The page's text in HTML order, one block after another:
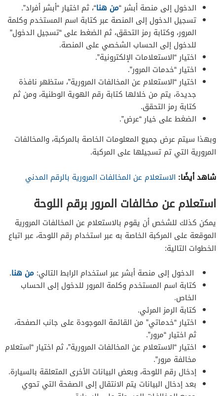
الدخول إلى منصة أبشر “من هنا“، ثم اختيار “أبشر أفراد”.
تسجيل الدخول إلى المنصة عبر كتابة اسم المستخدم وكلمة
المرور، وكتابة رمز التحقق، ثم الضغط على “تسجيل الدخول”
للدخول إلى الحساب الشخصي على المنصة.
اختيار “الاستعلامات الإلكترونية”.
اختيار “خدمات المرور”.
اختيار “الاستعلام عن المخالفات المرورية”، ستظهر نافذة
جديدة، يتم من خلالها كتابة رقم الهوية الوطنية، ومن ثم
كتابة رمز التحقق.
الضغط على خيار “عرض”.
وبهذا سيتم عرض جميع المعلومات الخاصة بالمركبة، والمخالفات
المرورية التي تم تسجيلها على المركبة.
شاهد أيضًا: الاستعلام عن المخالفات المرورية بالرقم المدني
استعلام عن مخالفات المرور برقم اللوحة
يمكن كذلك للشخص أن يقوم بالاستعلام عن المخالفات المرورية
الموقعة على المركبة الخاصة به عبر استخدام رقم اللوحة، عبر اتباع
الخطوات التالية:
الدخول إلى منصة أبشر عبر استخدام الرابط التالي: من هنا.
كتابة اسم المستخدم وكلمة المرور للدخول إلى الحساب
الخاص.
كتابة الرمز المرئي.
اختيار “خدماتي” من القائمة الموجودة على جانب الصفحة،
ثم اختيار “مرور”.
اختيار “الاستعلام عن المخالفات المرورية”، ثم اختيار “استعلام
مخالفة مرور”.
إدخال رقم اللوحة، وبعض البيانات الأخرى المتعلقة بالسيارة.
بعد إدخال البيانات يتم الانتقال إلى الصفحة التي تحوي